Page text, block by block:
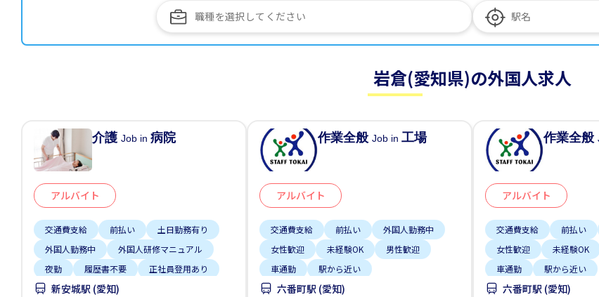
岩倉(愛知県)の外国人求人
介護Job in病院
アルバイト
交通費支給 前払い
土日勤務有り
外国人勤務中
外国人研修マニュアル
夜勤
履歴書不要
正社員登用あり
自転車通勤
新安城駅 (愛知)
作業全般Job in工場
アルバイト
交通費支給 前払い
外国人勤務中
女性歓迎
未経験OK
男性歓迎
車通勤
駅から近い
六番町駅 (愛知)
作業全般
アルバイト
交通費支給 前払い
女性歓迎
未経験OK
車通勤
駅から近い
六番町駅 (愛知)